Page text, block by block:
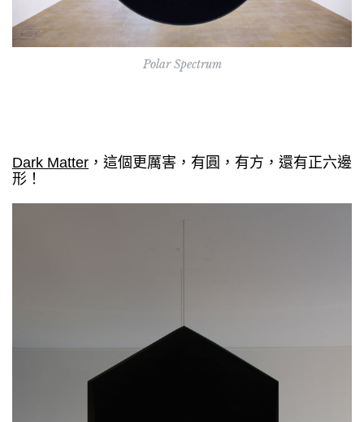
Polar Spectrum
Dark Matter ，這個更厲害，有圓，有方，還有正六邊
形！